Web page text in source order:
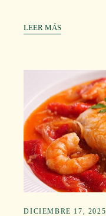
LEER MÁS
DICIEMBRE 17, 2025